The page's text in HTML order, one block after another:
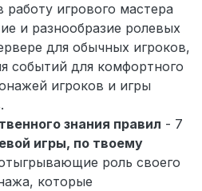
игрового мастера
и разнообразие ролевых
для обычных игроков,
событий для комфортного
игроков и игры
знания правил - 7
игры, по твоему
роль своего
которые